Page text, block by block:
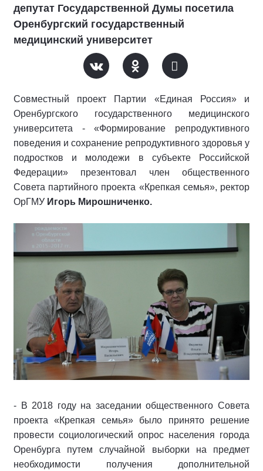
депутат Государственной Думы посетила
Оренбургский государственный
медицинский университет
Совместный проект Партии «Единая Россия» и
Оренбургского государственного медицинского
университета - «Формирование репродуктивного
поведения и сохранение репродуктивного здоровья у
подростков и молодежи в субъекте Российской
Федерации» презентовал член общественного
Совета партийного проекта «Крепкая семья», ректор
ОрГМУ Игорь Мирошниченко.
- В 2018 году на заседании общественного Совета
проекта «Крепкая семья» было принято решение
провести социологический опрос населения города
Оренбурга путем случайной выборки на предмет
необходимости получения дополнительной